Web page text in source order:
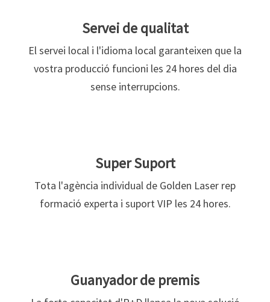
Servei de qualitat
El servei local i l'idioma local garanteixen que la
vostra producció funcioni les 24 hores del dia
sense interrupcions.
Super Suport
Tota l'agència individual de Golden Laser rep
formació experta i suport VIP les 24 hores.
Guanyador de premis